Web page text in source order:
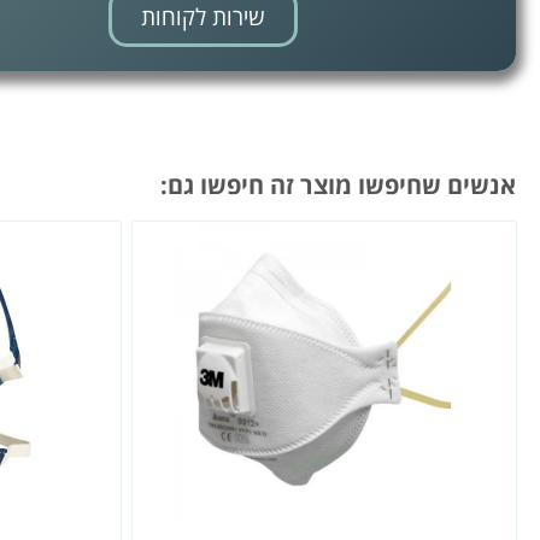
שירות לקוחות
אנשים שחיפשו מוצר זה חיפשו גם: